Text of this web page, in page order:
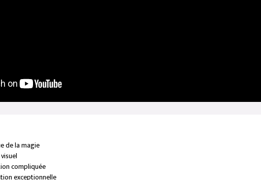
de la magie
compliquée
exceptionnelle